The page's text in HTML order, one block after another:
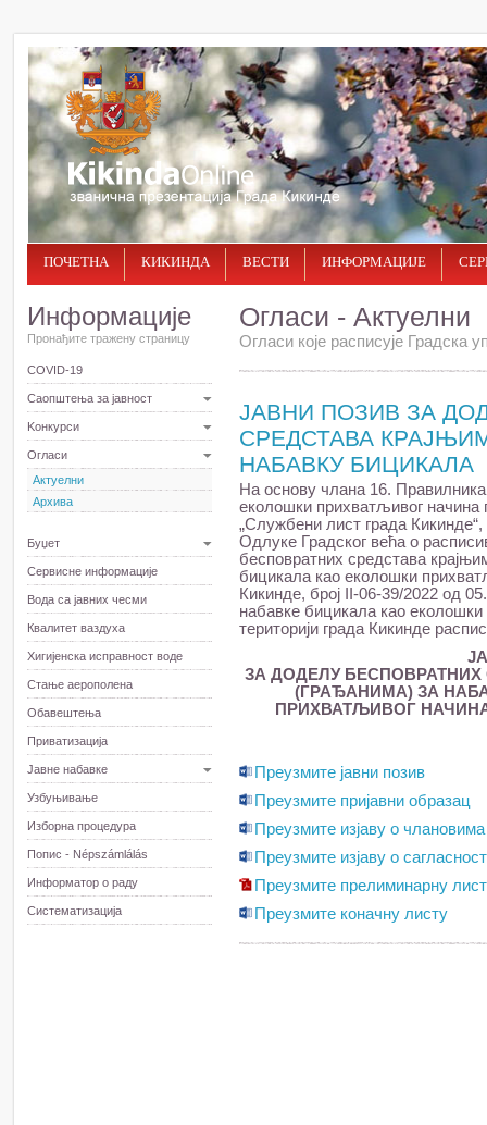
ПОЧЕТНА КИКИНДА ВЕСТИ ИНФОРМАЦИЈЕ
Информације
Пронађите тражену страницу
COVID-19
Саопштења за јавност
Kонкурси
Огласи
Актуелни
Архива
Буџет
Сервисне информације
Вода са јавних чесми
Квалитет ваздуха
Хигијенска исправност воде
Стање аерополена
Обавештења
Приватизација
Јавне набавке
Узбуњивање
Изборна процедура
Попис - Népszámlálás
Информатор о раду
Систематизација
Огласи - Актуелни
Огласи које расписује Градска
ЈАВНИ ПОЗИВ ЗА
СРЕДСТАВА
НАБАВКУ БИЦИКАЛА
На основу члана 16.
еколошки прихватљивог начина
„Службени лист града
Одлуке Градског већа о
бесповратних средстава
бицикала као еколошки
Кикинде, број II-06-39/2022 од
набавке бицикала као
територији града Кикинде
ЗА ДОДЕЛУ
(ГРАЂАНИМА) ЗА
ПРИХВАТЉИВОГ
Преузмите јавни позив
Преузмите пријавни образац
Преузмите изјаву о
Преузмите изјаву о
Преузмите прелиминарну
Преузмите коначну листу